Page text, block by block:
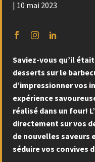
| 10 mai 2023
Saviez-vous qu’il
desserts sur le
d’impressionner vos
expérience
réalisé dans un four!
directement sur vos
de nouvelles saveurs
séduire vos convives